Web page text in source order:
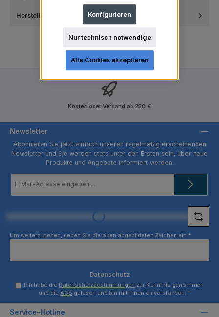
Hersteller
Kostenloser Versand ab 250 €
Newsletter
Abonnieren Sie jetzt einfach unseren regelmäßig erscheinenden
Newsletter und Sie werden stets unter den Ersten sein, über neue
Produkte und Angebote informiert werden.
Mail-
Loading...
Um weiterzugehen, geben Sie die oben abgebildeten Zeichen ein *
Datenschutz
Ich habe die Datenschutzbestimmungen zur Kenntnis genommen
und die AGB gelesen und bin mit ihnen einverstanden. *
Service-Hotline
Nur technisch notwendige
Konfigurieren
Alle Cookies akzeptieren